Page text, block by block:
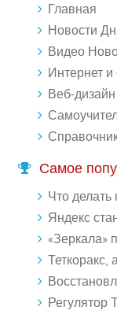
Главная
Новости
Видео
Интернет и
Веб-дизайн
Самое
Что делать при
Яндекс станет
«Зеркала»
Восстановление
Регулятор